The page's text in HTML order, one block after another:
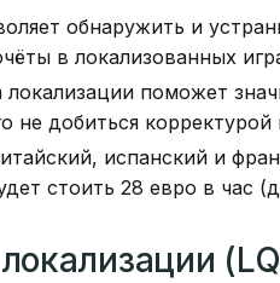
обнаружить и
в локализованных
поможет
не добиться
испанский и
стоить 28 евро в час